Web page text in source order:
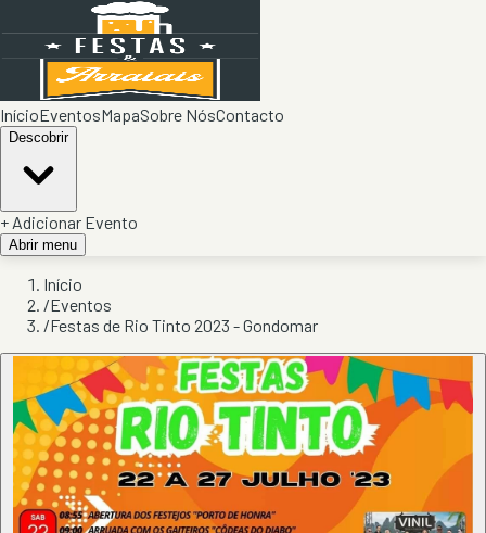
InícioEventosMapaSobre NósContacto
Descobrir
+ Adicionar Evento
Abrir menu
Início
/Eventos
/Festas de Rio Tinto 2023 - Gondomar